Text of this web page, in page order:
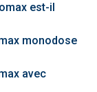
est-il
monodose
avec